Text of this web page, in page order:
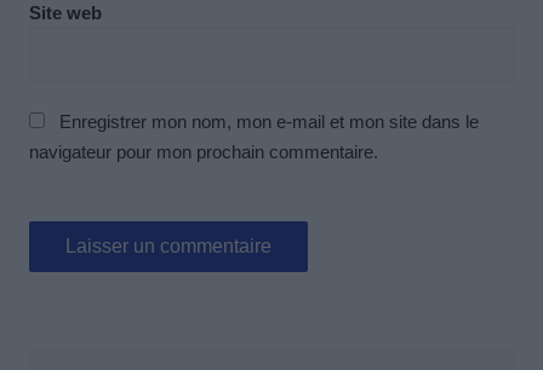
Site web
Enregistrer mon nom, mon e-mail et mon site dans le
navigateur pour mon prochain commentaire.